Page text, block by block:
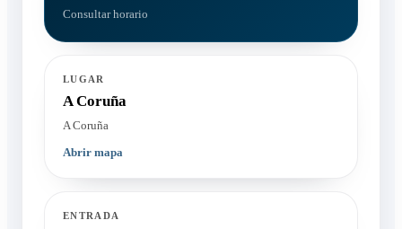
Consultar horario
LUGAR
A Coruña
A Coruña
Abrir mapa
ENTRADA